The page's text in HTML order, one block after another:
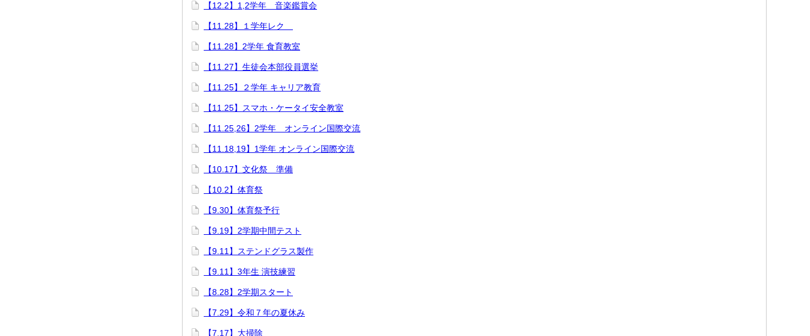
【12.2】1,2学年 音楽鑑賞会
【11.28】１学年レク
【11.28】2学年 食育教室
【11.27】生徒会本部役員選挙
【11.25】２学年 キャリア教育
【11.25】スマホ・ケータイ安全教室
【11.25,26】2学年 オンライン国際交流
【11.18,19】1学年 オンライン国際交流
【10.17】文化祭 準備
【10.2】体育祭
【9.30】体育祭予行
【9.19】2学期中間テスト
【9.11】ステンドグラス製作
【9.11】3年生 演技練習
【8.28】2学期スタート
【7.29】令和７年の夏休み
【7.17】大掃除